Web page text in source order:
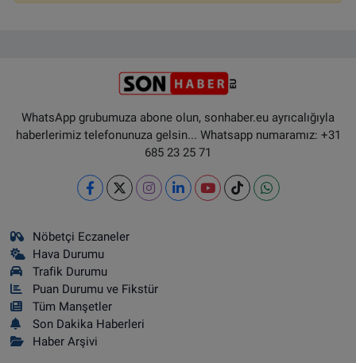
WhatsApp grubumuza abone olun, sonhaber.eu ayrıcalığıyla
haberlerimiz telefonunuza gelsin... Whatsapp numaramız: +31
685 23 25 71
Nöbetçi Eczaneler
Hava Durumu
Trafik Durumu
Puan Durumu ve Fikstür
Tüm Manşetler
Son Dakika Haberleri
Haber Arşivi